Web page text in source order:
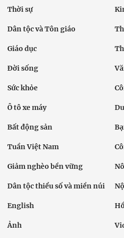
Thời sự
Dân tộc và Tôn giáo
Giáo dục
Đời sống
Sức khỏe
Ô tô xe máy
Bất động sản
Tuần Việt Nam
Giảm nghèo bền vững
Dân tộc thiểu số và miền núi
English
Ảnh